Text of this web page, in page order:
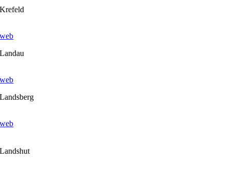
Krefeld
web
Landau
web
Landsberg
web
Landshut